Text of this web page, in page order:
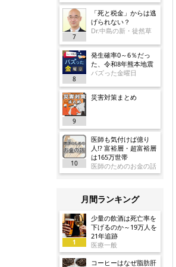
7
「死と税金」からは逃
げられない？
Dr.中島の新・徒然草
8
発生確率0～6％だっ
た、令和8年熊本地震
バズった金曜日
9
災害対策まとめ
10
医師も気付けば億り
人!? 富裕層・超富裕層
は165万世帯
医師のためのお金の話
月間ランキング
1
少量の飲酒は死亡率を
下げるのか～19万人を
21年追跡
医療一般
コーヒーはなぜ脂肪肝